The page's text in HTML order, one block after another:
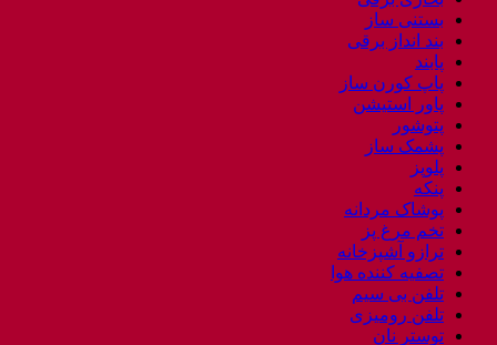
بستنی ساز
بند انداز برقی
پابند
پاپ کورن ساز
پاور استیشن
پتوشور
پشمک ساز
پلوپز
پنکه
پوشاک مردانه
تخم مرغ پز
ترازو آشپزخانه
تصفیه کننده هوا
تلفن بی سیم
تلفن رومیزی
توستر نان